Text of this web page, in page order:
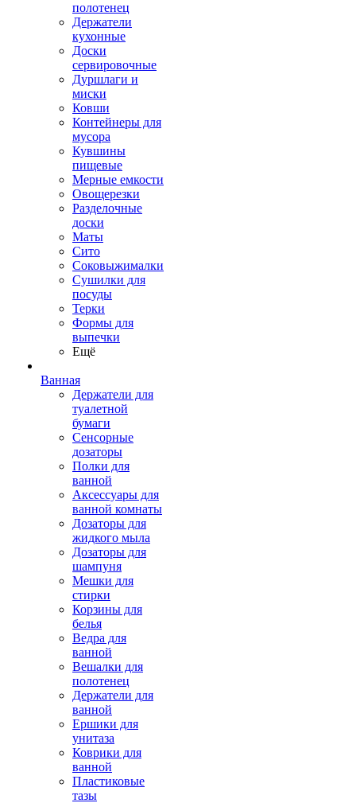
полотенец
Держатели
кухонные
Доски
сервировочные
Дуршлаги и
миски
Ковши
Контейнеры для
мусора
Кувшины
пищевые
Мерные емкости
Овощерезки
Разделочные
доски
Маты
Сито
Соковыжималки
Сушилки для
посуды
Терки
Формы для
выпечки
Ещё
Ванная
Держатели для
туалетной
бумаги
Сенсорные
дозаторы
Полки для
ванной
Аксессуары для
ванной комнаты
Дозаторы для
жидкого мыла
Дозаторы для
шампуня
Мешки для
стирки
Корзины для
белья
Ведра для
ванной
Вешалки для
полотенец
Держатели для
ванной
Ершики для
унитаза
Коврики для
ванной
Пластиковые
тазы